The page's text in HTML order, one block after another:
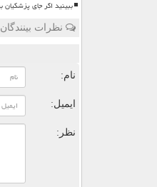
ببینید اگر جای پزشکیان بودم
نظرات
نام:
ایمیل:
نظر: